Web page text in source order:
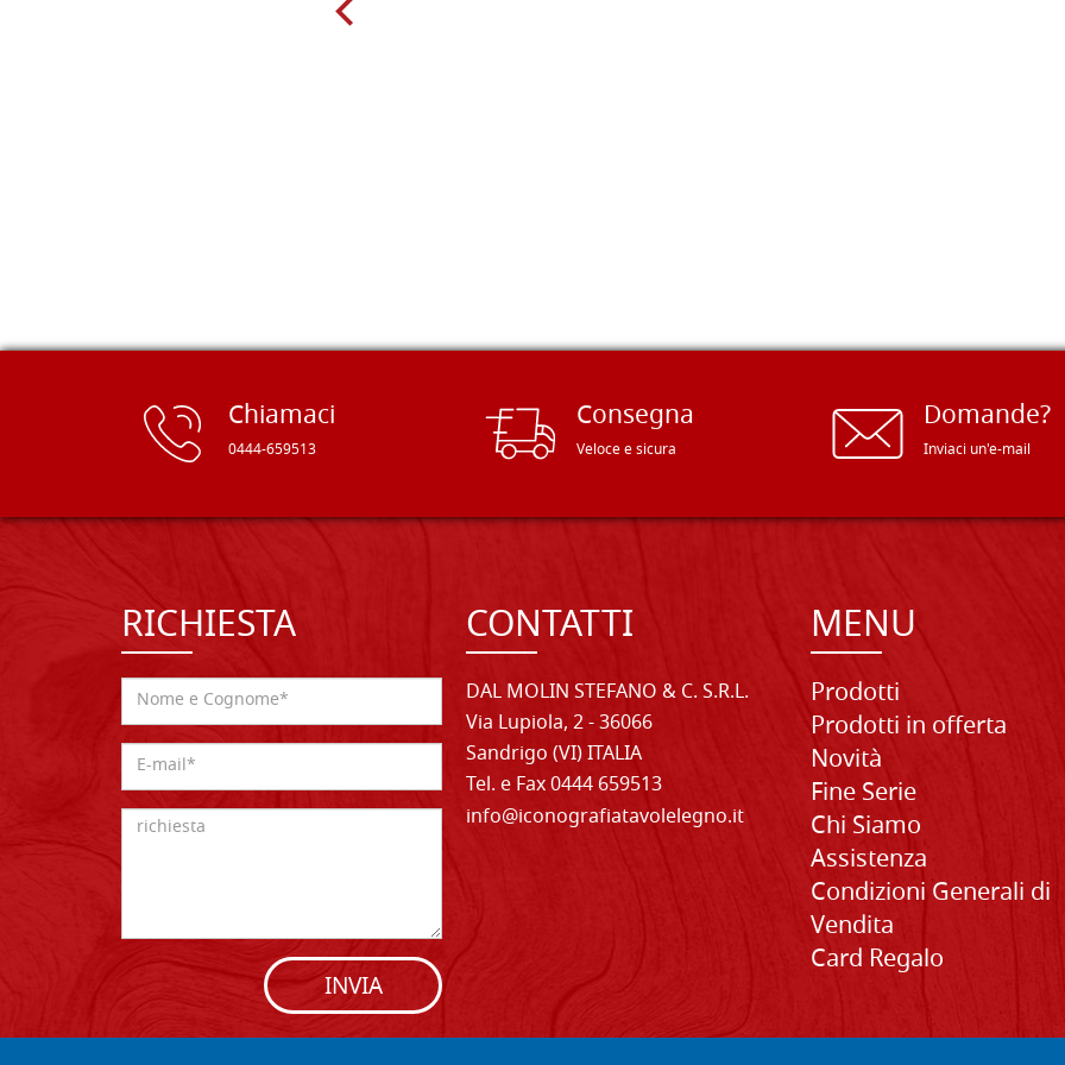
Chiamaci
0444-659513
Consegna
Veloce e sicura
Domande?
Inviaci un'e-mail
RICHIESTA
INVIA
CONTATTI
DAL MOLIN STEFANO & C. S.R.L.
Via Lupiola, 2 - 36066
Sandrigo (VI) ITALIA
Tel. e Fax 0444 659513
info@iconografiatavolelegno.it
MENU
Prodotti
Prodotti in offerta
Novità
Fine Serie
Chi Siamo
Assistenza
Condizioni Generali di
Vendita
Card Regalo